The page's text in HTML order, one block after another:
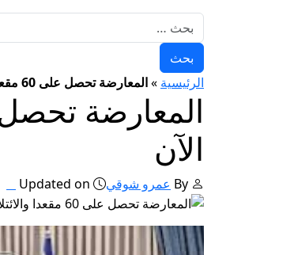
الرئيسية »المعارضة تحصل على 60 مقعدا والائتلاف على 50 لو أجريت الانتخابات الآن
الآن
By عمرو شوقي Updated on